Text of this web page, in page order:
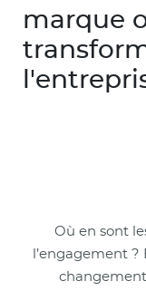
marque
Où en sont
l’engagement